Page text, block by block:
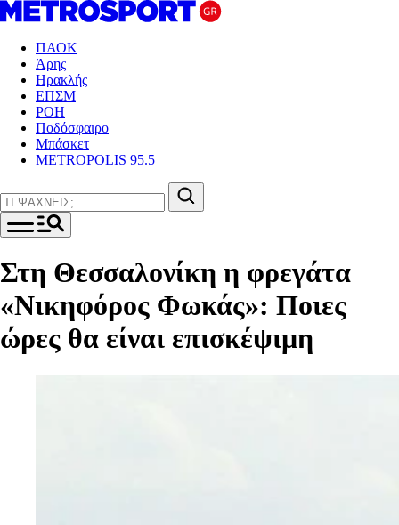
ΠΑΟΚ
Άρης
Ηρακλής
ΕΠΣΜ
ΡΟΗ
Ποδόσφαιρο
Μπάσκετ
METROPOLIS 95.5
Στη Θεσσαλονίκη η φρεγάτα
«Νικηφόρος Φωκάς»: Ποιες
ώρες θα είναι επισκέψιμη